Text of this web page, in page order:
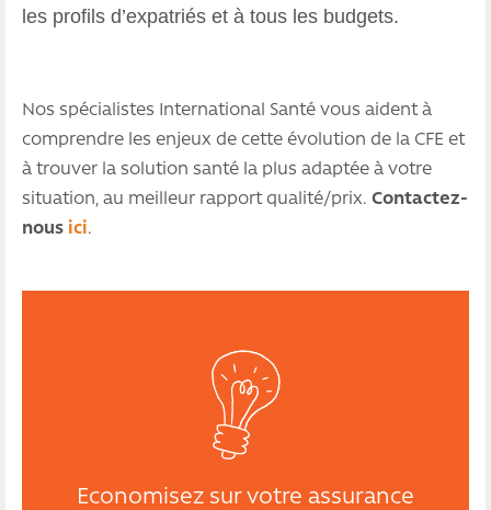
les profils d’expatriés et à tous les budgets.
Nos spécialistes International Santé vous aident à
comprendre les enjeux de cette évolution de la CFE et
à trouver la solution santé la plus adaptée à votre
situation, au meilleur rapport qualité/prix. Contactez-
nous ici.
Economisez sur votre assurance